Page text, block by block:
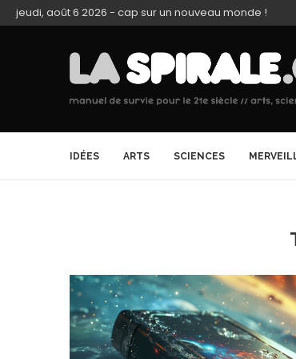
jeudi, août 6 2026 - cap sur un nouveau monde !
IDÉES ARTS SCIENCES